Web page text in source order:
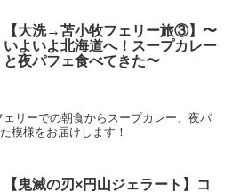
【大洗→苫小牧フェリー旅③】〜
いよいよ北海道へ！スープカレー
と夜パフェ食べてきた〜
リーでの朝食からスープカレー、夜パ
模様をお届けします！
【鬼滅の刃×円山ジェラート】コ